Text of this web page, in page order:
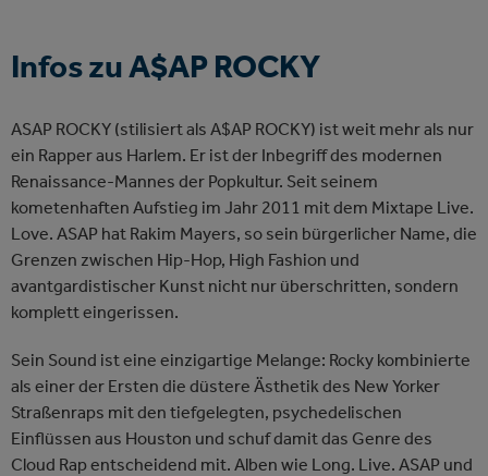
Arena wird er beweisen, warum er mit über 25 Milliarden
Streams zu den absoluten Giganten der Musikindustrie
Infos zu A$AP ROCKY
ASAP ROCKY (stilisiert als A$AP ROCKY) ist weit mehr als nur
ein Rapper aus Harlem. Er ist der Inbegriff des modernen
Renaissance-Mannes der Popkultur. Seit seinem
kometenhaften Aufstieg im Jahr 2011 mit dem Mixtape Live.
Love. ASAP hat Rakim Mayers, so sein bürgerlicher Name, die
Grenzen zwischen Hip-Hop, High Fashion und
avantgardistischer Kunst nicht nur überschritten, sondern
komplett eingerissen.
Sein Sound ist eine einzigartige Melange: Rocky kombinierte
als einer der Ersten die düstere Ästhetik des New Yorker
Straßenraps mit den tiefgelegten, psychedelischen
Einflüssen aus Houston und schuf damit das Genre des
Cloud Rap entscheidend mit. Alben wie Long. Live. ASAP und